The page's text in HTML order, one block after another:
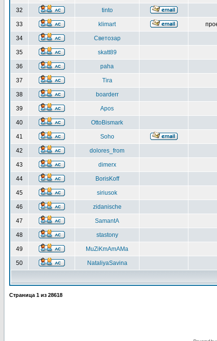
32 tinto
33 klimart
34 Светозар
35 skatt89
36 paha
37 Tira
38 boarderr
39 Apos
40 OttoBismark
41 Soho
42 dolores_from
43 dimerx
44 BorisKoff
45 siriusok
46 zidanische
47 SamantA
48 stastony
49 MuZiKmAmAMa
50 NataliyaSavina
Страница 1 из 28618